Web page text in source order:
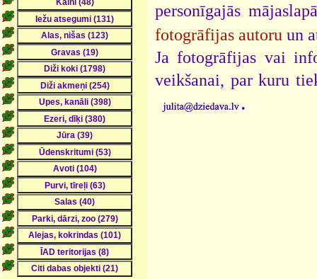
personīgajās
fotogrāfijas autoru un
Ja fotogrāfijas vai
veikšanai, par kuru
.